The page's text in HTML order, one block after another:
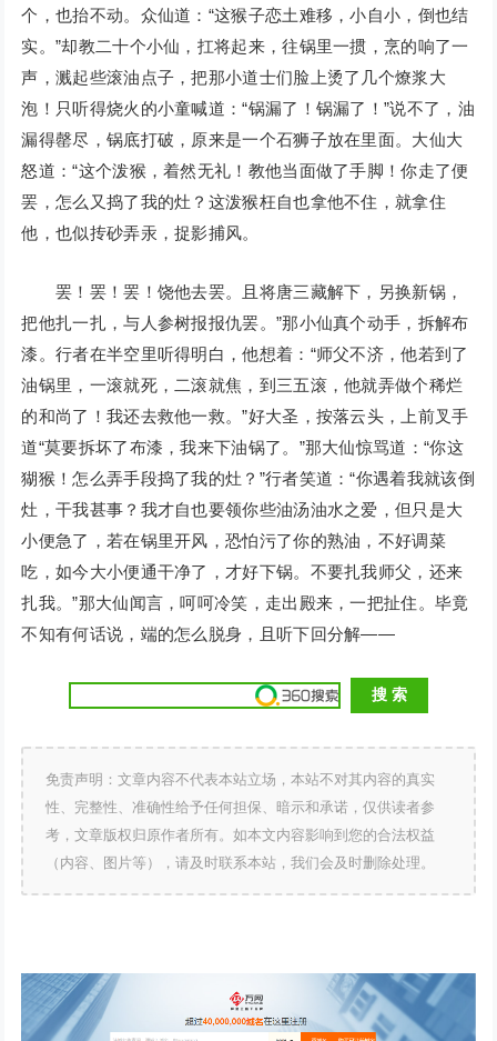
个，也抬不动。众仙道：“这猴子恋土难移，小自小，倒也结
实。”却教二十个小仙，扛将起来，往锅里一掼，烹的响了一
声，溅起些滚油点子，把那小道士们脸上烫了几个燎浆大
泡！只听得烧火的小童喊道：“锅漏了！锅漏了！”说不了，油
漏得罄尽，锅底打破，原来是一个石狮子放在里面。大仙大
怒道：“这个泼猴，着然无礼！教他当面做了手脚！你走了便
罢，怎么又捣了我的灶？这泼猴枉自也拿他不住，就拿住
他，也似抟砂弄汞，捉影捕风。
罢！罢！罢！饶他去罢。且将唐三藏解下，另换新锅，
把他扎一扎，与人参树报报仇罢。”那小仙真个动手，拆解布
漆。行者在半空里听得明白，他想着：“师父不济，他若到了
油锅里，一滚就死，二滚就焦，到三五滚，他就弄做个稀烂
的和尚了！我还去救他一救。”好大圣，按落云头，上前叉手
道“莫要拆坏了布漆，我来下油锅了。”那大仙惊骂道：“你这
猢猴！怎么弄手段捣了我的灶？”行者笑道：“你遇着我就该倒
灶，干我甚事？我才自也要领你些油汤油水之爱，但只是大
小便急了，若在锅里开风，恐怕污了你的熟油，不好调菜
吃，如今大小便通干净了，才好下锅。不要扎我师父，还来
扎我。”那大仙闻言，呵呵冷笑，走出殿来，一把扯住。毕竟
不知有何话说，端的怎么脱身，且听下回分解——
免责声明：文章内容不代表本站立场，本站不对其内容的真实
性、完整性、准确性给予任何担保、暗示和承诺，仅供读者参
考，文章版权归原作者所有。如本文内容影响到您的合法权益
（内容、图片等），请及时联系本站，我们会及时删除处理。